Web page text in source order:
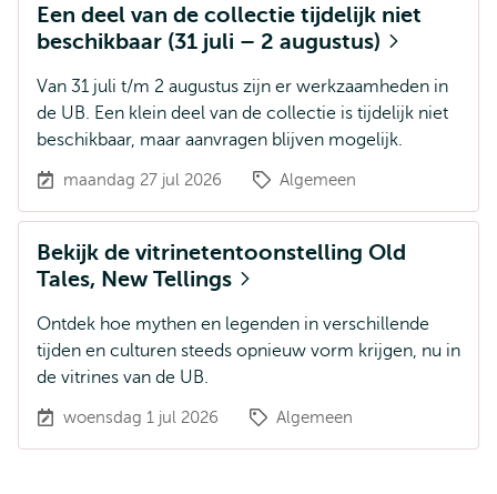
Een deel van de collectie tijdelijk niet
beschikbaar (31 juli – 2 augustus)
Van 31 juli t/m 2 augustus zijn er werkzaamheden in
de UB. Een klein deel van de collectie is tijdelijk niet
beschikbaar, maar aanvragen blijven mogelijk.
maandag 27 jul 2026 Algemeen
Bekijk de vitrinetentoonstelling Old
Tales, New Tellings
Ontdek hoe mythen en legenden in verschillende
tijden en culturen steeds opnieuw vorm krijgen, nu in
de vitrines van de UB.
woensdag 1 jul 2026 Algemeen